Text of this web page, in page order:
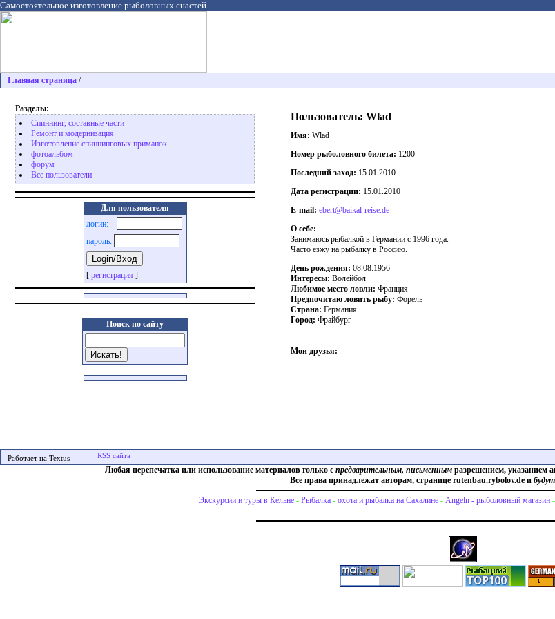
Самостоятельное изготовление рыболовных снастей.
Главная страница /
Разделы:
Спиннинг, составные части
Ремонт и модернизация
Изготовление спиннинговых приманок
фотоальбом
форум
Все пользователи
Для пользователя
логин:
пароль:
[ регистрация ]
Поиск по сайту
Пользователь: Wlad
Имя: Wlad
Номер рыболовного билета: 1200
Последний заход: 15.01.2010
Дата регистрации: 15.01.2010
E-mail: ebert@baikal-reise.de
О себе:
Занимаюсь рыбалкой в Германии с 1996 года.
Часто езжу на рыбалку в Россию.
День рождения: 08.08.1956
Интересы: Волейбол
Любимое место ловли: Франция
Предпочитаю ловить рыбу: Форель
Страна: Германия
Город: Фрайбург
Мои друзья:
Работает на Textus ------
Любая перепечатка или использование материалов только с предварительным, письменнымразрешением, указанием
Все права принадлежат авторам, странице rutenbau.rybolov.de и будут
Экскурсии и туры в Кельне - Рыбалка - охота и рыбалка на Сахалине - Angeln - рыболовный магазин -